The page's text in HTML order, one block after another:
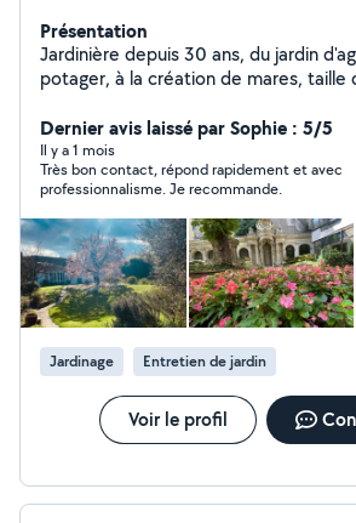
Présentation
Jardinière depuis 30 ans, du jardin
potager, à la création de mares, taille
Dernier avis laissé par Sophie : 5/5
Il y a 1 mois
Très bon contact, répond rapidement et avec
professionnalisme. Je recommande.
Jardinage Entretien de jardin
Voir le profil